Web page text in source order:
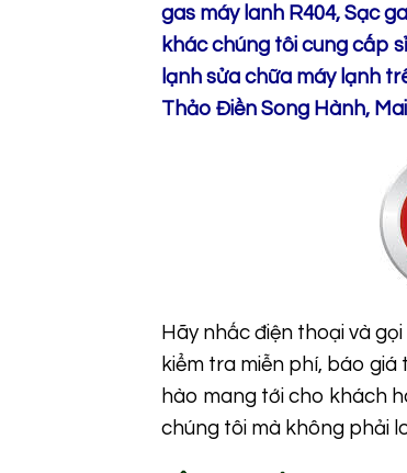
gas máy lanh R404, Sạc
khác chúng tôi cung cấp
lạnh sửa chữa máy lạnh
Thảo Điền Song Hành,
Hãy nhấc điện thoại và
kiểm tra miễn phí, báo
hào mang tới cho khách
chúng tôi mà không phải